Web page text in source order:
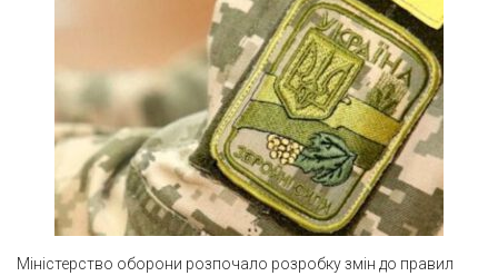
Міністерство оборони розпочало розробку змін до правил